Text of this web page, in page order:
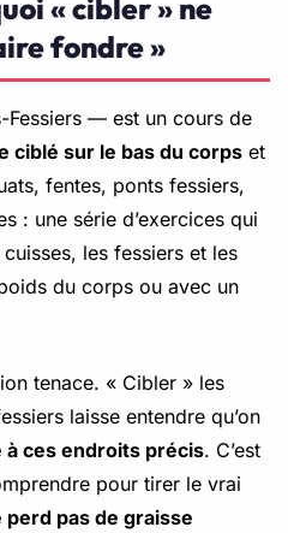
fondre »
— est un cours de
ciblé sur le bas du corps et
fentes, ponts fessiers,
: une série d’exercices qui
les fessiers et les
du corps ou avec un
tenace. « Cibler » les
laisse entendre qu’on
ces endroits précis. C’est
pour tirer le vrai
perd pas de graisse